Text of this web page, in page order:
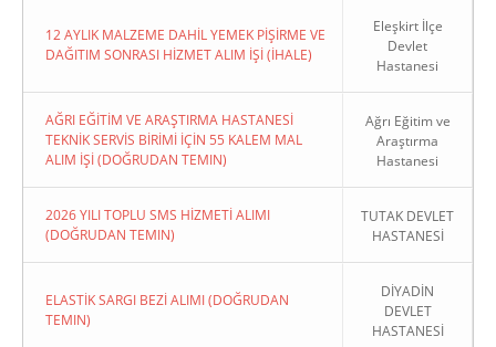
12 AYLIK MALZEME DAHİL YEMEK PİŞİRME VE
DAĞITIM SONRASI HİZMET ALIM İŞİ (İHALE)
Eleşkirt İlçe
Devlet
Hastanesi
AĞRI EĞİTİM VE ARAŞTIRMA HASTANESİ
TEKNİK SERVİS BİRİMİ İÇİN 55 KALEM MAL
ALIM İŞİ (DOĞRUDAN TEMIN)
Ağrı Eğitim ve
Araştırma
Hastanesi
2026 YILI TOPLU SMS HİZMETİ ALIMI
(DOĞRUDAN TEMIN)
TUTAK DEVLET
HASTANESİ
ELASTİK SARGI BEZİ ALIMI (DOĞRUDAN
TEMIN)
DİYADİN
DEVLET
HASTANESİ